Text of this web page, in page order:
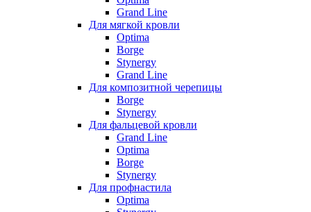
Grand Line
Для мягкой кровли
Optima
Borge
Stynergy
Grand Line
Для композитной черепицы
Borge
Stynergy
Для фальцевой кровли
Grand Line
Optima
Borge
Stynergy
Для профнастила
Optima